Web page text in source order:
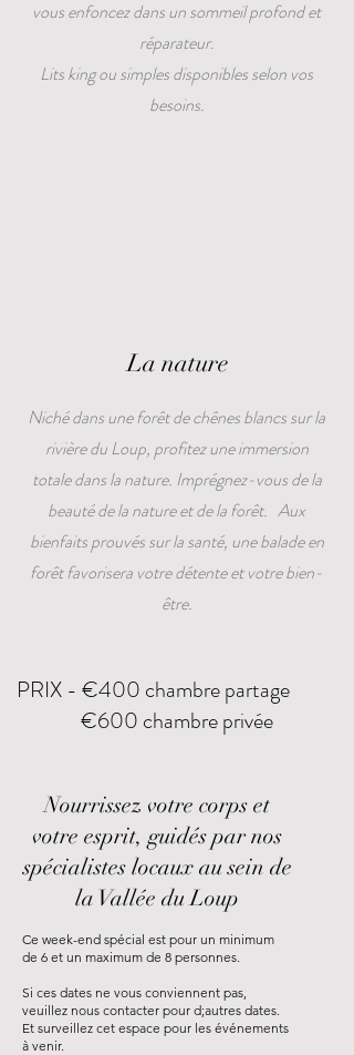
vous enfoncez dans un sommeil profond et
réparateur.
Lits king ou simples disponibles selon vos
besoins.
La nature
Niché dans une forêt de chênes blancs sur la
rivière du Loup, profitez une immersion
totale dans la nature. Imprégnez-vous de la
beauté de la nature et de la forêt. Aux
bienfaits prouvés sur la santé, une balade en
forêt favorisera votre détente et votre bien-
être.
PRIX - €400 chambre partage
€600 chambre privée
Nourrissez votre corps et
votre esprit, guidés par nos
spécialistes locaux au sein de
la Vallée du Loup
Ce week-end spécial est pour un minimum
de 6 et un maximum de 8 personnes.
Si ces dates ne vous conviennent pas,
veuillez nous contacter pour d;autres dates.
Et surveillez cet espace pour les événements
à venir.